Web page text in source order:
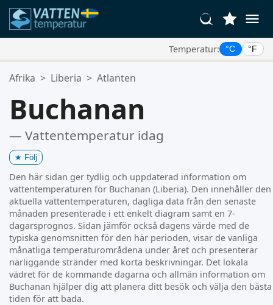
Temperatur: °C °F
Dina Favoritplatser:
Afrika > Liberia > Atlanten
Buchanan
— Vattentemperatur idag
★ Följ
Den här sidan ger tydlig och uppdaterad information om
vattentemperaturen för Buchanan (Liberia). Den innehåller den
aktuella vattentemperaturen, dagliga data från den senaste
månaden presenterade i ett enkelt diagram samt en 7-
dagarsprognos. Sidan jämför också dagens värde med de
typiska genomsnitten för den här perioden, visar de vanliga
månatliga temperaturområdena under året och presenterar
närliggande stränder med korta beskrivningar. Det lokala
vädret för de kommande dagarna och allmän information om
Buchanan hjälper dig att planera ditt besök och välja den bästa
tiden för att bada.